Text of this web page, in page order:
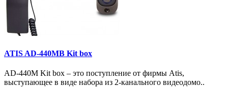
ATIS AD-440MB Kit box
AD-440M Kit box – это поступление от фирмы Atis,
выступающее в виде набора из 2-канального видеодомо..